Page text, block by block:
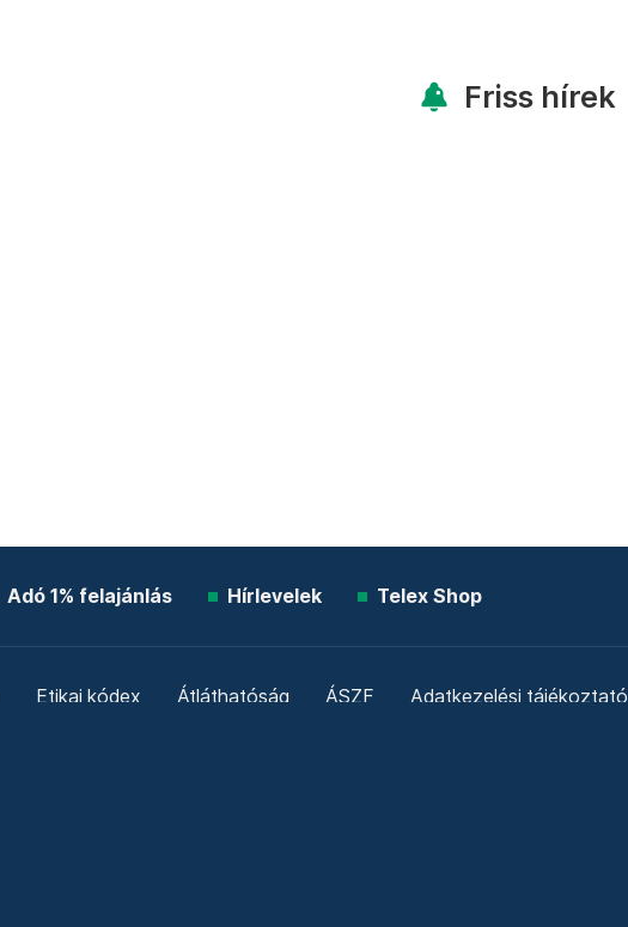
Friss hírek
Adó 1% felajánlás Hírlevelek Telex Shop
Etikai kódex Átláthatóság ÁSZF Adatkezelési tájékoztató